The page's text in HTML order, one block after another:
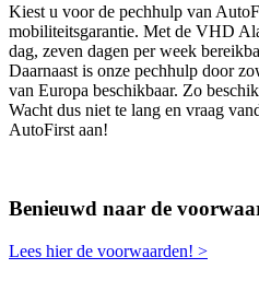
Kiest u voor de pechhulp van
mobiliteitsgarantie. Met de VHD
dag, zeven dagen per week
Daarnaast is onze pechhulp door
van Europa beschikbaar. Zo
Wacht dus niet te lang en vraag
AutoFirst aan!
Benieuwd naar de
Lees hier de voorwaarden! >